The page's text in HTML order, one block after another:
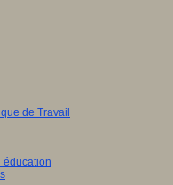
de Travail
éducation